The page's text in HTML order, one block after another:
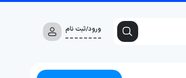
ورود/ثبت نام